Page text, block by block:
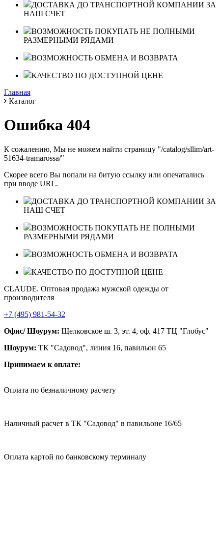
ДОСТАВКА ДО ТРАНСПОРТНОЙ КОМПАНИИ ЗА
НАШ СЧЕТ
ВОЗМОЖНОСТЬ ПОКУПАТЬ НЕ ПОЛНЫМИ
РАЗМЕРНЫМИ РЯДАМИ
ВОЗМОЖНОСТЬ ОБМЕНА И ВОЗВРАТА
КАЧЕСТВО ПО ДОСТУПНОЙ ЦЕНЕ
Главная
Каталог
Ошибка 404
К сожалению, Мы не можем найти страницу "/catalog/sllim/art-
51634-tramarossa/"
Скорее всего Вы попали на битую ссылку или опечатались
при вводе URL.
ДОСТАВКА ДО ТРАНСПОРТНОЙ КОМПАНИИ ЗА
НАШ СЧЕТ
ВОЗМОЖНОСТЬ ПОКУПАТЬ НЕ ПОЛНЫМИ
РАЗМЕРНЫМИ РЯДАМИ
ВОЗМОЖНОСТЬ ОБМЕНА И ВОЗВРАТА
КАЧЕСТВО ПО ДОСТУПНОЙ ЦЕНЕ
CLAUDE. Оптовая продажа мужской одежды от
производителя
+7 (495) 981-54-32
Офис/ Шоурум: Щелковское ш. 3, эт. 4, оф. 417 ТЦ "Глобус"
Шоурум: ТК "Садовод", линия 16, павильон 65
Принимаем к оплате:
Оплата по безналичному расчету
Наличный расчет в ТК "Садовод" в павильоне 16/65
Оплата картой по банковскому терминалу